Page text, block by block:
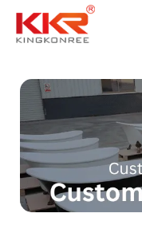
IW
ES
PT